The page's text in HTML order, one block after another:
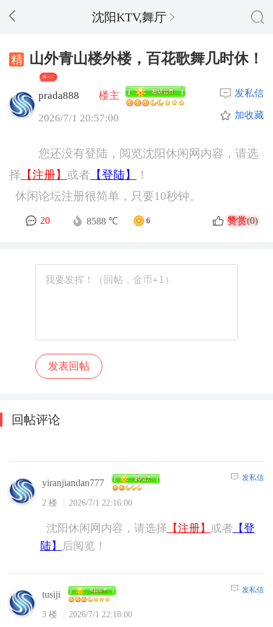
沈阳KTV,舞厅
山外青山楼外楼，百花歌舞几时休！
精 + 12
prada888
楼主
2026/7/1 20:57:00
发私信
加收藏
您还没有登陆，阅览沈阳休闲网内容，请选
择 【注册】 或者 【登陆】
！
休闲论坛注册很简单，只要10秒钟。
20 8588 ℃ 6 赞赏(0)
回帖评论
yiranjiandan777
2 楼 2026/7/1 22:16:00
发私信
沈阳休闲网内容，请选择 【注册】 或者 【登
陆】
后阅览！
tusiji
3 楼 2026/7/1 22:18:00
发私信